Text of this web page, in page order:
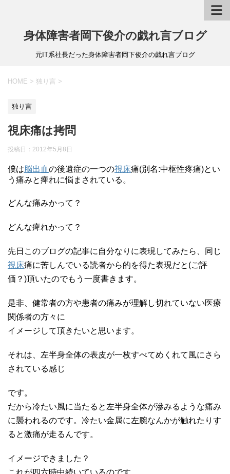
身体障害者岡下俊介の戯れ言ブログ
元IT系社長だった身体障害者岡下俊介の戯れ言ブログ
HOME > 独り言 >
独り言
視床痛は拷問
投稿日： 2012年5月8日
僕は 脳出血の後遺症の一つの視床痛(別名:中枢性疼痛)とい
う痛みと痺れに悩まされている。
どんな痛みかって？
どんな痺れかって？
先日このブログの記事に自分なりに表現してみたら、同じ
視床痛に苦しんでいる読者から的を得た表現だと(ご評
価？)頂いたのでもう一度書きます。
是非、健常者の方や患者の痛みが理解し切れていない医療
関係者の方々に
イメージして頂きたいと思います。
それは、左半身全体の表皮が一枚すべてめくれて風にさら
されている感じ
です。
だから冷たい風に当たると左半身全体が滲みるような痛み
に襲われるのです。冷たい金属に左腕なんかが触れたりす
ると激痛が走るんです。
イメージできました？
これが四六時中続いているのです。